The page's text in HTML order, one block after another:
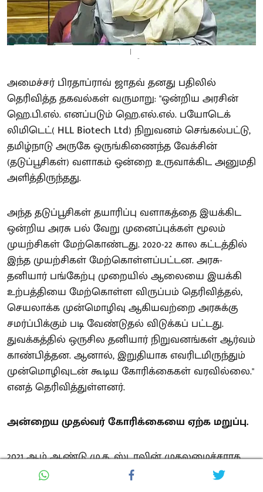
-
அமைச்சர் பிரதாப்ராவ் ஜாதவ் தனது பதிலில்
தெரிவித்த தகவல்கள் வருமாறு: "ஒன்றிய அரசின்
ஹெ.பி.எல். எனப்படும் ஹெ.எல்.எல். பயோடெக்
லிமிடெட்( HLL Biotech Ltd) நிறுவனம் செங்கல்பட்டு,
தமிழ்நாடு அருகே ஒருங்கிணைந்த வேக்சின்
(தடுப்பூசிகள்) வளாகம் ஒன்றை உருவாக்கிட அனுமதி
அளித்திருந்தது.
அந்த தடுப்பூசிகள் தயாரிப்பு வளாகத்தை இயக்கிட
ஒன்றிய அரசு பல் வேறு முனைப்புக்கள் மூலம்
முயற்சிகள் மேற்கொண்டது. 2020-22 கால கட்டத்தில்
இந்த முயற்சிகள் மேற்கொள்ளப்பட்டன. அரசு-
தனியார் பங்கேற்பு முறையில் ஆலையை இயக்கி
உற்பத்தியை மேற்கொள்ள விருப்பம் தெரிவித்தல்,
செயலாக்க முன்மொழிவு ஆகியவற்றை அரசுக்கு
சமர்ப்பிக்கும் படி வேண்டுதல் விடுக்கப் பட்டது.
துவக்கத்தில் ஒருசில தனியார் நிறுவனங்கள் ஆர்வம்
காண்பித்தன. ஆனால், இறுதியாக எவரிடமிருந்தும்
முன்மொழிவுடன் கூடிய கோரிக்கைகள் வரவில்லை."
எனத் தெரிவித்துள்ளனர்.
அன்றைய முதல்வர் கோரிக்கையை ஏற்க மறுப்பு.
2021 ஆம் ஆண்டு மு.க. ஸ்டாலின் முதலமைச்சராக
பொறுப்பேற்ற உடனேயே, கொரோனா தடுப்பூசி